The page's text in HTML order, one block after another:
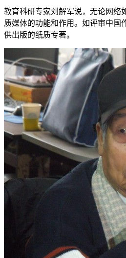
教育科研专家刘解军说，无论网络
质媒体的功能和作用。如评审中国
供出版的纸质专著。